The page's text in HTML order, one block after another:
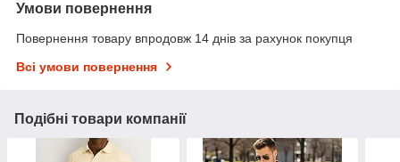
Умови повернення
Повернення товару впродовж 14 днів за рахунок покупця
Всі умови повернення
Подібні товари компанії